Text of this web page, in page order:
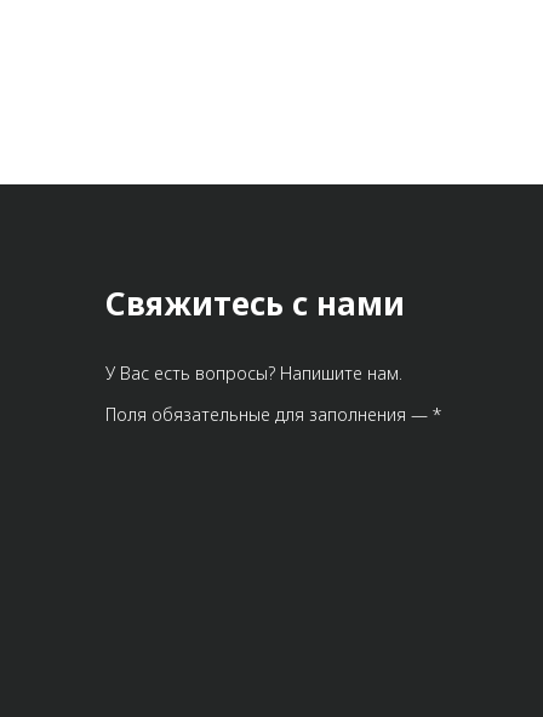
Свяжитесь с нами
У Вас есть вопросы? Напишите нам.
Поля обязательные для заполнения — *